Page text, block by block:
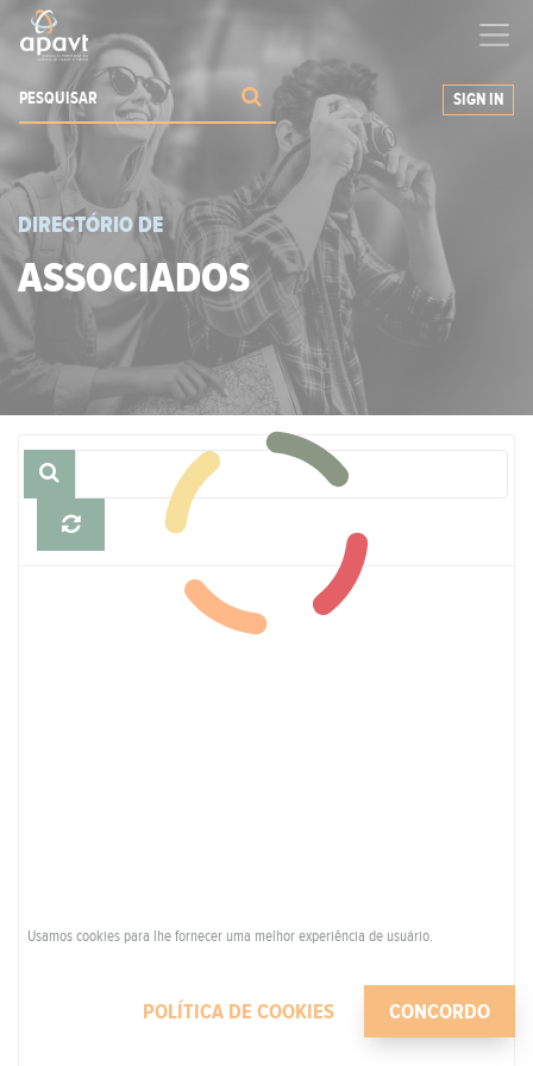
a expandir os seus negócios
SIGN IN
DIRECTÓRIO DE
ASSOCIADOS
Usamos cookies para lhe fornecer uma melhor experiência de usuário.
POLÍTICA DE COOKIES CONCORDO